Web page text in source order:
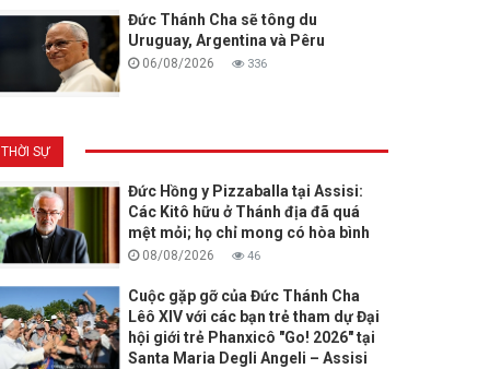
Đức Thánh Cha sẽ tông du
Uruguay, Argentina và Pêru
06/08/2026 336
THỜI SỰ
Đức Hồng y Pizzaballa tại Assisi:
Các Kitô hữu ở Thánh địa đã quá
mệt mỏi; họ chỉ mong có hòa bình
08/08/2026 46
Cuộc gặp gỡ của Đức Thánh Cha
Lêô XIV với các bạn trẻ tham dự Đại
hội giới trẻ Phanxicô "Go! 2026" tại
Santa Maria Degli Angeli – Assisi